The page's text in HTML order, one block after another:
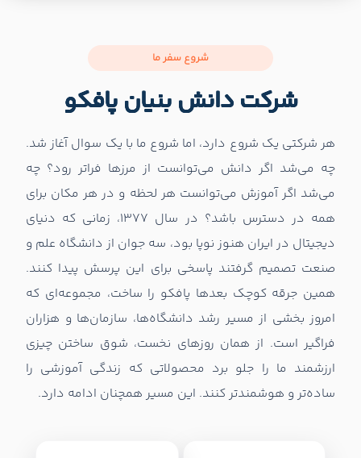
شروع سفر ما
شرکت دانش بنیان پافکو
هر شرکتی یک شروع دارد، اما شروع ما با یک سوال آغاز شد.
چه می‌شد اگر دانش می‌توانست از مرزها فراتر رود؟ چه
می‌شد اگر آموزش می‌توانست هر لحظه و در هر مکان برای
همه در دسترس باشد؟ در سال 1377، زمانی که دنیای
دیجیتال در ایران هنوز نوپا بود، سه جوان از دانشگاه علم و
صنعت تصمیم گرفتند پاسخی برای این پرسش پیدا کنند.
همین جرقه کوچک بعدها پافکو را ساخت، مجموعه‌ای که
امروز بخشی از مسیر رشد دانشگاه‌ها، سازمان‌ها و هزاران
فراگیر است. از همان روزهای نخست، شوق ساختن چیزی
ارزشمند ما را جلو برد محصولاتی که زندگی آموزشی را
ساده‌تر و هوشمندتر کنند. این مسیر همچنان ادامه دارد.